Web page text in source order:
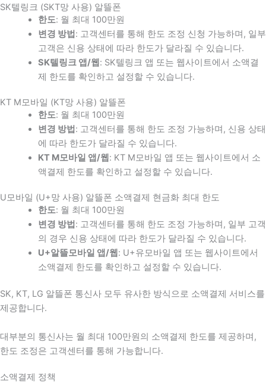
SK텔링크 (SKT망 사용) 알뜰폰
한도: 월 최대 100만원
변경 방법 : 고객센터를 통해 한도 조정 신청 가능하며, 일부
고객은 신용 상태에 따라 한도가 달라질 수 있습니다.
SK텔링크 앱/웹 : SK텔링크 앱 또는 웹사이트에서 소액결
제 한도를 확인하고 설정할 수 있습니다.
KT M모바일 (KT망 사용) 알뜰폰
한도: 월 최대 100만원
변경 방법 : 고객센터를 통해 한도 조정 가능하며, 신용 상태
에 따라 한도가 달라질 수 있습니다.
KT M모바일 앱/웹 : KT M모바일 앱 또는 웹사이트에서 소
액결제 한도를 확인하고 설정할 수 있습니다.
U모바일 (U+망 사용) 알뜰폰 소액결제 현금화 최대 한도
한도: 월 최대 100만원
변경 방법 : 고객센터를 통해 한도 조정 가능하며, 일부 고객
의 경우 신용 상태에 따라 한도가 달라질 수 있습니다.
U+알뜰모바일 앱/웹 : U+유모바일 앱 또는 웹사이트에서
소액결제 한도를 확인하고 설정할 수 있습니다.
SK, KT, LG 알뜰폰 통신사 모두 유사한 방식으로 소액결제 서비스를
제공합니다.
대부분의 통신사는 월 최대 100만원의 소액결제 한도를 제공하며,
한도 조정은 고객센터를 통해 가능합니다.
소액결제 정책